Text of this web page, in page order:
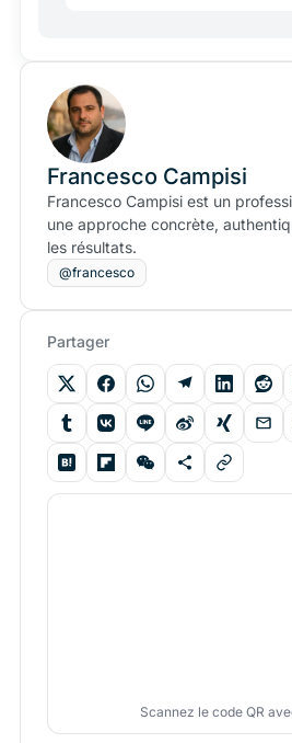
Francesco Campisi
Francesco Campisi est un
une approche concrète,
les résultats.
@francesco
Partager
Scannez le code QR